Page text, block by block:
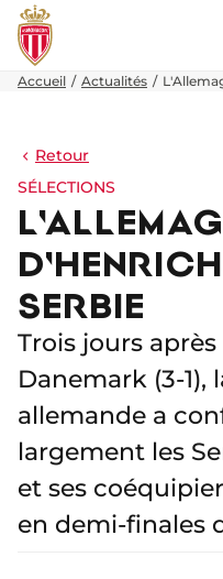
Accueil Actualités
Retour
SÉLECTIONS
SERBIE
Trois jours
Danemark (3-1),
allemande a
largement les
et ses
en demi-finales